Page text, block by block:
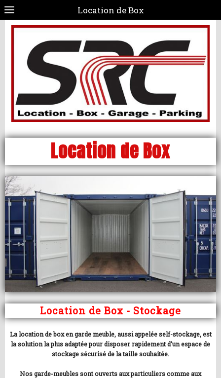
Location de Box
Location de Box
Location de Box - Stockage
La location de box en garde meuble, aussi appelée self-stockage, est
la solution la plus adaptée pour disposer rapidement d'un espace de
stockage sécurisé de la taille souhaitée.
Nos garde-meubles sont ouverts aux particuliers comme aux